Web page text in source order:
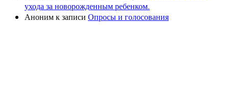
ухода за новорожденным ребенком.
Анонимк записи Опросы и голосования